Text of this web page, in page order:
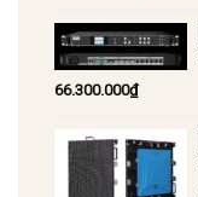
66.300.000₫